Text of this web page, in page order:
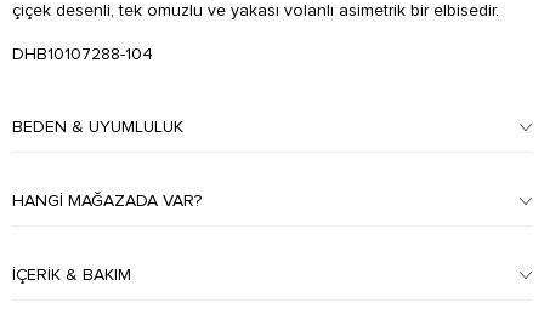
çiçek desenli, tek omuzlu ve yakası volanlı asimetrik bir elbisedir.
DHB10107288-104
BEDEN & UYUMLULUK
HANGI MAĞAZADA VAR?
İÇERIK & BAKIM